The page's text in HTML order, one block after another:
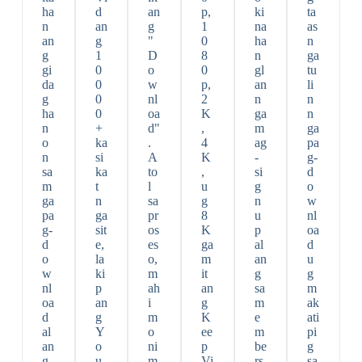
ha
n
an
g
gi
da
g
ha
n
o
n
sa
m
ga
pa
g-
d
o
w
nl
oa
d
al
an
d
an
g
1
0
0
0
0
+
ka
si
ka
t
n
ga
sit
e,
la
ki
p
an
g
Y
o
an
g
"
D
o
w
nl
oa
d"
.
A
to
l
sa
pr
os
es
o,
m
ah
i
m
o
ni
p,
1
0
8
0
p,
2
K
,
4
K
,
u
g
8
K
ga
m
it
an
g
K
ee
p
ki
na
ha
n
gl
an
n
ga
m
ag
-
si
g
n
u
p
al
an
g
sa
m
e
m
be
ta
as
n
ga
tu
li
n
n
ga
pa
g-
d
o
w
nl
oa
d
u
g
m
ak
ati
pi
g